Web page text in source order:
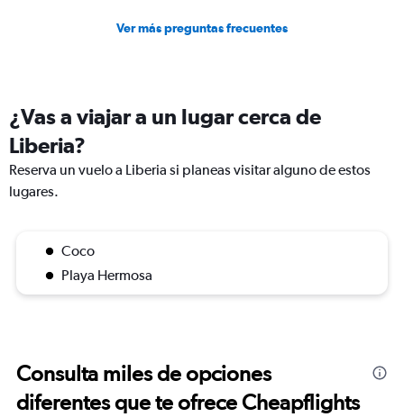
Ver más preguntas frecuentes
¿Vas a viajar a un lugar cerca de
Liberia?
Reserva un vuelo a Liberia si planeas visitar alguno de estos
lugares.
Coco
Playa Hermosa
Consulta miles de opciones
diferentes que te ofrece Cheapflights